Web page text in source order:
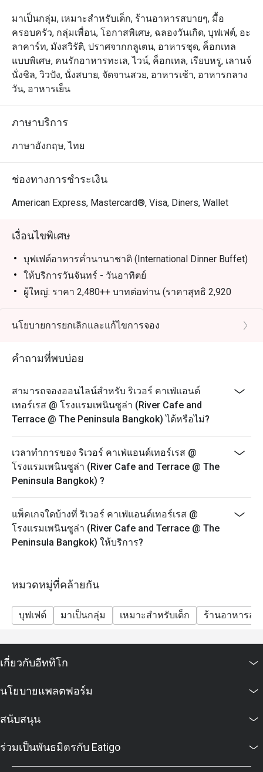
หอยนางรมหลายสายพันธุ์ เสิร์ฟพร้อมอาหารนานาชาติและ
ของหวานสุดประณีต
เหมาะสำหรับทั้งคนท้องถิ่นและนักท่องเที่ยว River Cafe and
Terrace เป็นตัวเลือกที่สมบูรณ์แบบสำหรับมื้อค่ำกับ
ครอบครัวหรือดินเนอร์ริมแม่น้ำสุดโรแมนติก คนท้องถิ่นชื่น
ชอบความหลากหลายของบุฟเฟ่ต์และบริการที่เอาใจใส่
บรรยากาศระดับ 5 ดาวใกล้สถานี BTS เจริญนคร
การจองผ่านแอปหรือเว็บไซต์ Eatigo คือวิธีที่ชาญฉลาดที่สุด
สามารถรับส่วนลดพิเศษตามช่วงเวลาได้สูงสุดถึง 50% จาก
มาเป็นกลุ่ม, เหมาะสำหรับเด็ก, ร้านอาหารสบายๆ, มื้อ
ครอบครัว, กลุ่มเพื่อน, โอกาสพิเศษ, ฉลองวันเกิด, บุฟเฟต์, อะ
ลาคาร์ท, มังสวิรัติ, ปราศจากกลูเตน, อาหารชุด, ค็อกเทล
แบบพิเศษ, คนรักอาหารทะเล, ไวน์, ค็อกเทล, เรียบหรู, เลานจ์
นั่งชิล, วิวปัง, นั่งสบาย, จัดจานสวย, อาหารเช้า, อาหารกลาง
วัน, อาหารเย็น
ภาษาบริการ
ภาษาอังกฤษ, ไทย
ช่องทางการชำระเงิน
American Express, Mastercard®, Visa, Diners, Wallet
เงื่อนไขพิเศษ
บุฟเฟต์อาหารค่ำนานาชาติ (International Dinner Buffet)
ให้บริการวันจันทร์ - วันอาทิตย์
ผู้ใหญ่: ราคา 2,480++ บาทต่อท่าน (ราคาสุทธิ 2,920
บาท)
เด็ก (6-11 ปี): ราคา 1,240++ บาทต่อท่าน (ราคาสุทธิ
ไฮไลท์เมนู:
ภู่, กุ้งลายเสือ, หอยนางรม, ซูชิและซาซิมิ
เมนูย่างประจำวัน: เนื้อโทมาฮอว์ค, กุ้งแม่น้ำ, เนื้อสันใน
มุมเนื้ออบ (Carving Station): เนื้อโทมาฮอว์ค, อกหมูรม
สเตชั่นปรุงสดประจำวัน: พาสต้า, ปลานึ่งซีอิ๊ว, ปลานึ่ง
เมนูหมุนเวียนอื่นๆ: แซลมอนเวลลิงตัน, ปลากะพงขาว
อาหารเรียกน้ำย่อย, อาหารคาว, ของหวาน และไอศกรีม
หมายเหตุ: รายการอาหารอาจมีการเปลี่ยนแปลงตาม
ความพร้อมของวัตถุดิบและการหมุนเวียนเมนูในแต่ละวัน
ราคานี้ไม่รวมน้ำดื่มและเครื่องดื่มอื่นๆ
เมนูและราคาอาจมีการเปลี่ยนแปลงโดยไม่ต้องแจ้งให้
ราคาทั้งหมดเป็นสกุลเงินบาท และยังไม่รวมภาษีมูลค่า
เพิ่ม (VAT) และค่าบริการ (Service Charge) เว้นแต่จะระบุ
ไว้เป็นอย่างอื่นในเงื่อนไขพิเศษ
ส่วนลดไม่สามารถใช้กับภาษีและค่าบริการได้
ของโต๊ะ ณ ขณะนั้นเท่านั้น
เกิน 15 นาที การจองและส่วนลดจะถือเป็นโมฆะ
นโยบายสำหรับเด็ก:
อายุ 0-5 ปี: ฟรี
นโยบายการยกเลิกและแก้ไขการจอง
คำถามที่พบบ่อย
สามารถจองออนไลน์สำหรับ ริเวอร์ คาเฟ่แอนด์
เทอร์เรส @ โรงแรมเพนินซูล่า (River Cafe and
Terrace @ The Peninsula Bangkok) ได้หรือไม่?
เวลาทำการของ ริเวอร์ คาเฟ่แอนด์เทอร์เรส @
โรงแรมเพนินซูล่า (River Cafe and Terrace @ The
Peninsula Bangkok) ?
แพ็คเกจใดบ้างที่ ริเวอร์ คาเฟ่แอนด์เทอร์เรส @
โรงแรมเพนินซูล่า (River Cafe and Terrace @ The
Peninsula Bangkok) ให้บริการ?
หมวดหมู่ที่คล้ายกัน
บุฟเฟต์ มาเป็นกลุ่ม เหมาะสำหรับเด็ก ร้านอาหารสบ
เกี่ยวกับอีททิโก
นโยบายแพลตฟอร์ม
สนับสนุน
ร่วมเป็นพันธมิตรกับ Eatigo